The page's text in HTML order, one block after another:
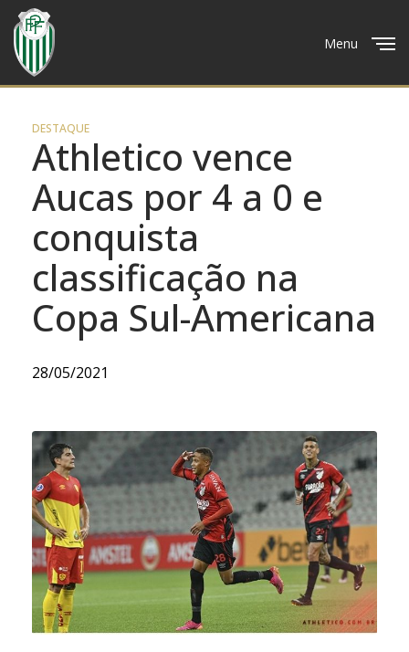
Menu
DESTAQUE
Athletico vence
Aucas por 4 a 0 e
conquista
classificação na
Copa Sul-Americana
28/05/2021